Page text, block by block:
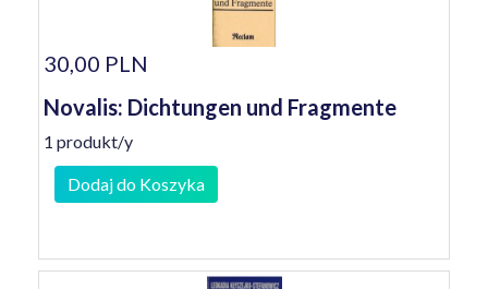
30,00 PLN
Novalis: Dichtungen und Fragmente
1 produkt/y
Dodaj do Koszyka